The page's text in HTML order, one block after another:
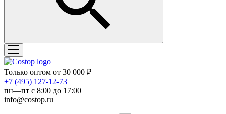
Только оптом от 30 000 ₽
‎+7 (495) 127-12-73
пн—пт с 8:00 до 17:00
info@costop.ru